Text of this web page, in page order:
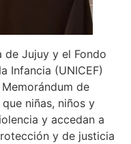
de Jujuy y el Fondo
Infancia (UNICEF)
de
niñas, niños y
y accedan a
y de justicia